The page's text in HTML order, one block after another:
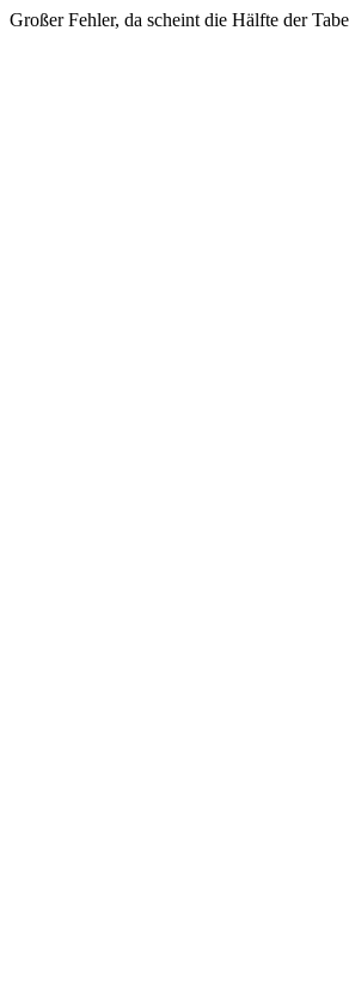
Großer Fehler, da scheint die Hälfte der